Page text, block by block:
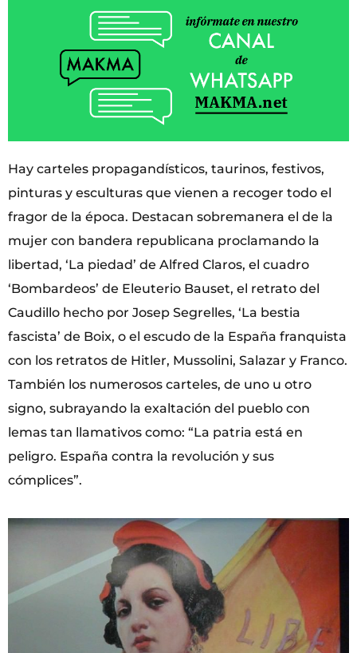
Hay carteles propagandísticos, taurinos, festivos,
pinturas y esculturas que vienen a recoger todo el
fragor de la época. Destacan sobremanera el de la
mujer con bandera republicana proclamando la
libertad, ‘La piedad’ de Alfred Claros, el cuadro
‘Bombardeos’ de Eleuterio Bauset, el retrato del
Caudillo hecho por Josep Segrelles, ‘La bestia
fascista’ de Boix, o el escudo de la España franquista
con los retratos de Hitler, Mussolini, Salazar y Franco.
También los numerosos carteles, de uno u otro
signo, subrayando la exaltación del pueblo con
lemas tan llamativos como: “La patria está en
peligro. España contra la revolución y sus
cómplices”.